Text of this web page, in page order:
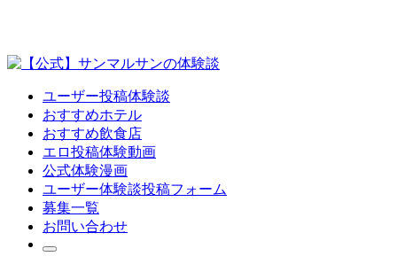
ユーザー投稿体験談
おすすめホテル
おすすめ飲食店
エロ投稿体験動画
公式体験漫画
ユーザー体験談投稿フォーム
募集一覧
お問い合わせ